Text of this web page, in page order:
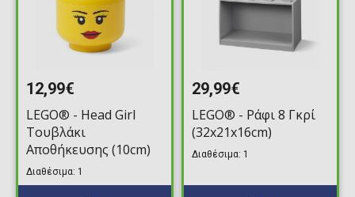
12,99€
LEGO® - Head Girl
Τουβλάκι
Αποθήκευσης (10cm)
Διαθέσιμα: 1
29,99€
LEGO® - Ράφι 8 Γκρί
(32x21x16cm)
Διαθέσιμα: 1